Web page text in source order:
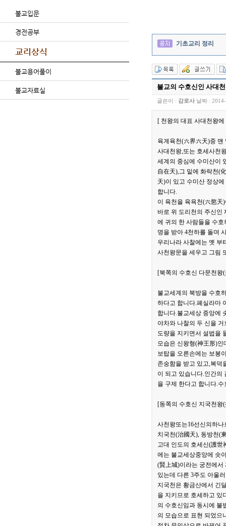
불교입문
경전공부
교리상식
불교용어풀이
불교자료실
기초교리 정리
불교의 수호신인 사대
글쓴이 : 감로사 날짜 :
[ 천왕의 대표 사대천왕
육계육천(六界六天)중
사대천왕,또는 호세사천
세계의 중심에 수미산이
自在天),그 밑에 화락천(
天)이 있고 수미산 정상
합니다.
이 육천을 육욕천(六慾天
바로 위 도리천의 주신인
에 귀의 한 사람들을 수
명을 받아 4천하를 돌며
우리나라 사찰에는 옛 부
사천왕문을 세우고 그림
[북쪽의 수호신 다문천왕
불교세계의 북방을 수호
하다고 합니다.폐실라마
합니다.불교세상 중앙에
야차와 나찰의 두 신을
도량을 지키면서 설법을
모습은 신왕형(神王形)
보탑을 오른손에는 보봉
존숭함을 받고 있고,복덕
이 되고 있습니다.인간의
을 구제 한다고 합니다.
[동쪽의 수호신 지국천왕
사천왕또는16선신의하
치국천(治國天), 동방천(
고대 인도의 호세신(護世
에는 불교세상중앙에 솟
(賢上城)이라는 궁전에서
있는데 다른 3주도 아울
지국천은 황금산에서 긴
을 지키므로 호세하고 있
의 수호신임과 동시에 불
의 모습으로 표현 되었으